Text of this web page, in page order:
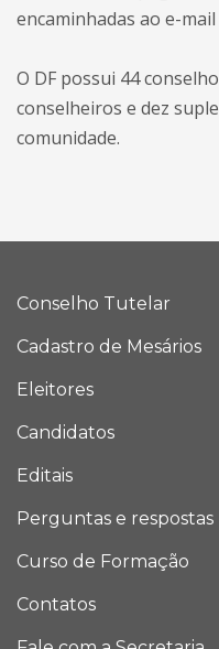
encaminhadas ao e-mail
O DF possui 44
conselheiros e dez
comunidade.
Conselho Tutelar
Cadastro de Mesários
Eleitores
Candidatos
Editais
Perguntas e respostas
Curso de Formação
Contatos